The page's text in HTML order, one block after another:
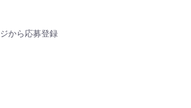
から応募登録